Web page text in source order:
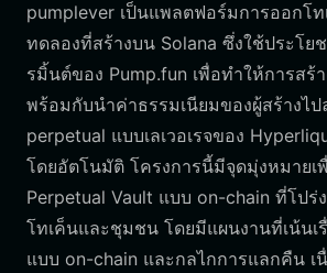
pumplever เป็นแพลตฟอร์มการออกโ
ทดลองที่สร้างบน Solana ซึ่งใช้ประโย
รมิ้นต์ของ Pump.fun เพื่อทำให้การสร้
พร้อมกับนำค่าธรรมเนียมของผู้สร้างไ
perpetual แบบเลเวอเรจของ
โดยอัตโนมัติ โครงการนี้มีจุดมุ่งหมายเ
Perpetual Vault แบบ on-chain ที่โปร่
โทเค็นและชุมชน โดยมีแผนงานที่เน้นเ
แบบ on-chain และกลไกการแลกคืน เ